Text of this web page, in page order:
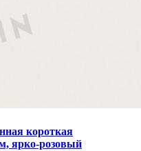
короткая
ярко-розовый